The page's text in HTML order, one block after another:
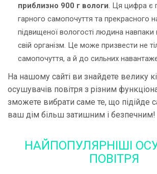
приблизно 900 г вологи. Ця цифра є
гарного самопочуття та прекрасного
підвищеної вологості людина навпаки
свій організм. Це може призвести не
самопочуття, а й до сильних
На нашому сайті ви знайдете велику
осушувачів повітря з різним
зможете вибрати саме те, що підійде
ваш дім більш затишним і безпечним!
НАЙПОПУЛЯРНІШІ
ПОВІТРЯ